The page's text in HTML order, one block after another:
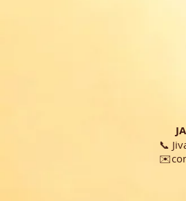
📞
✉️